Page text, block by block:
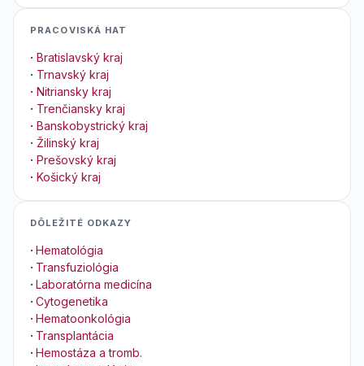
PRACOVISKÁ HAT
· Bratislavský kraj
· Trnavský kraj
· Nitriansky kraj
· Trenčiansky kraj
· Banskobystrický kraj
· Žilinský kraj
· Prešovský kraj
· Košický kraj
DÔLEŽITÉ ODKAZY
· Hematológia
· Transfuziológia
· Laboratórna medicína
· Cytogenetika
· Hematoonkológia
· Transplantácia
· Hemostáza a tromb.